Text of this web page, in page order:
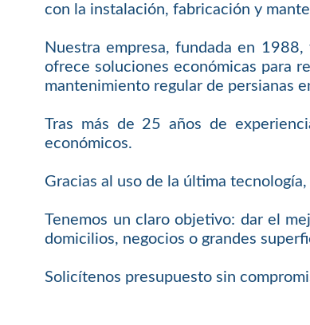
con la instalación, fabricación y
Nuestra empresa, fundada en
ofrece soluciones económicas para
mantenimiento regular de persianas
Tras más de 25 años de
económicos.
Gracias al uso de la última
Tenemos un claro objetivo: dar el
domicilios, negocios o grandes
Solicítenos presupuesto sin